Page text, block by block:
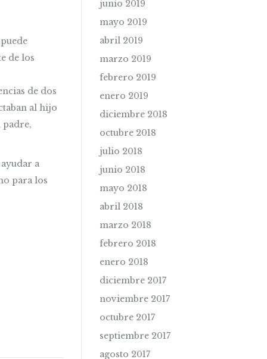
de los
de dos
al hijo
padre,
a
para los
junio 2019
mayo 2019
abril 2019
marzo 2019
febrero 2019
enero 2019
diciembre 2018
octubre 2018
julio 2018
junio 2018
mayo 2018
abril 2018
marzo 2018
febrero 2018
enero 2018
diciembre 2017
noviembre 2017
octubre 2017
septiembre 2017
agosto 2017